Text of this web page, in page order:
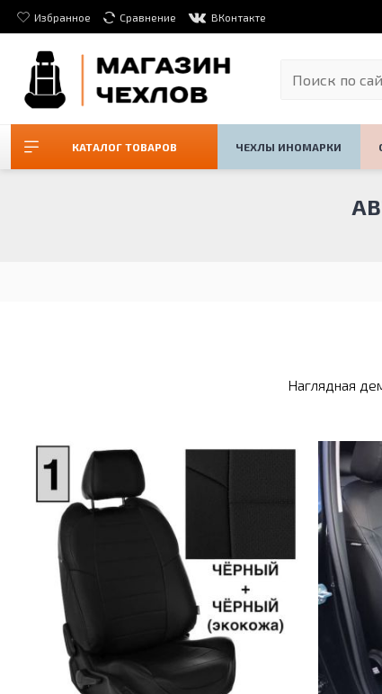
Избранное Сравнение ВКонтакте
КАТАЛОГ ТОВАРОВ ЧЕХЛЫ ИНОМАРКИ
Наглядная